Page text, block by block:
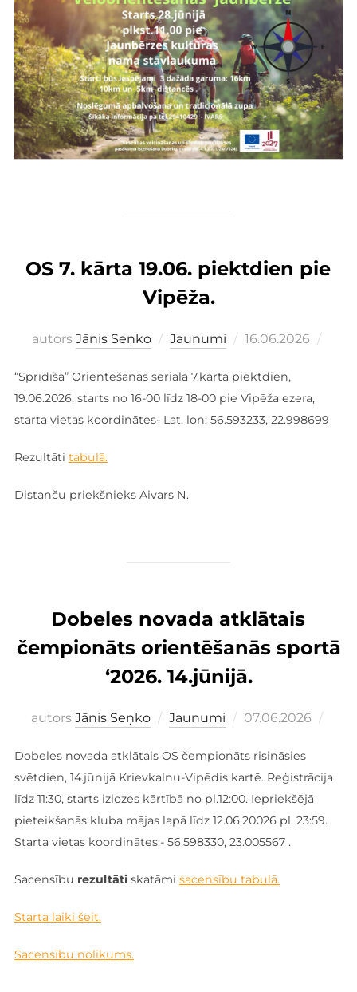
OS 7. kārta 19.06. piektdien pie
Vipēža.
autors Jānis Seņko Jaunumi Publicēts
16.06.2026
“Sprīdīša” Orientēšanās seriāla 7.kārta piektdien,
19.06.2026, starts no 16-00 līdz 18-00 pie Vipēža ezera,
starta vietas koordinātes- Lat, lon: 56.593233, 22.998699
Rezultāti tabulā.
Distanču priekšnieks Aivars N.
Dobeles novada atklātais
čempionāts orientēšanās sportā
‘2026. 14.jūnijā.
autors Jānis Seņko Jaunumi Publicēts
07.06.2026
Dobeles novada atklātais OS čempionāts risināsies
svētdien, 14.jūnijā Krievkalnu-Vipēdis kartē. Reģistrācija
līdz 11:30, starts izlozes kārtībā no pl.12:00. Iepriekšējā
pieteikšanās kluba mājas lapā līdz 12.06.20026 pl. 23:59.
Starta vietas koordinātes:- 56.598330, 23.005567 .
Sacensību rezultātiskatāmi sacensību tabulā.
Starta laiki šeit.
Sacensību nolikums.